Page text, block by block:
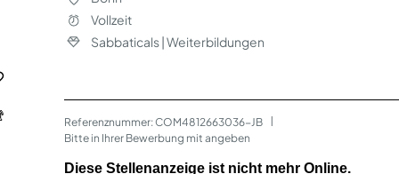
Vollzeit
Sabbaticals | Weiterbildungen
Referenznummer: COM4812663036-JB
Bitte in Ihrer Bewerbung mit angeben